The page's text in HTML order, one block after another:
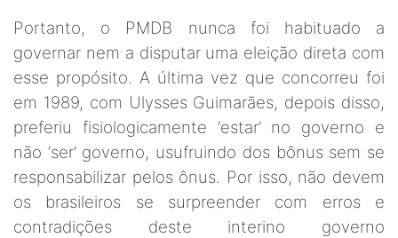
Portanto, o PMDB nunca foi habituado a
governar nem a disputar uma eleição direta com
esse propósito. A última vez que concorreu foi
em 1989, com Ulysses Guimarães, depois disso,
preferiu fisiologicamente ‘estar’ no governo e
não ‘ser’ governo, usufruindo dos bônus sem se
responsabilizar pelos ônus. Por isso, não devem
os brasileiros se surpreender com erros e
contradições deste interino governo